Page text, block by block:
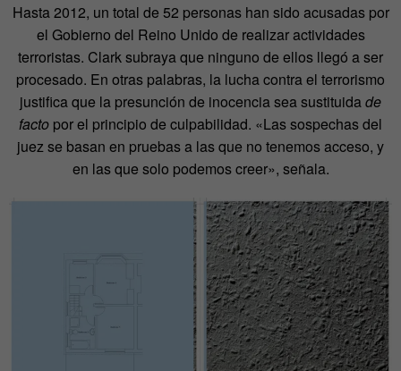
Hasta 2012, un total de 52 personas han sido acusadas por
el Gobierno del Reino Unido de realizar actividades
terroristas. Clark subraya que ninguno de ellos llegó a ser
procesado. En otras palabras, la lucha contra el terrorismo
justifica que la presunción de inocencia sea sustituidade
facto por el principio de culpabilidad. «Las sospechas del
juez se basan en pruebas a las que no tenemos acceso, y
en las que solo podemos creer», señala.